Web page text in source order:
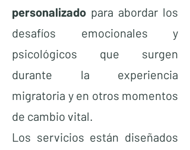
personalizado para abordar los
desafíos emocionales y
psicológicos que surgen
durante la experiencia
migratoria y en otros momentos
de cambio vital.
Los servicios están diseñados